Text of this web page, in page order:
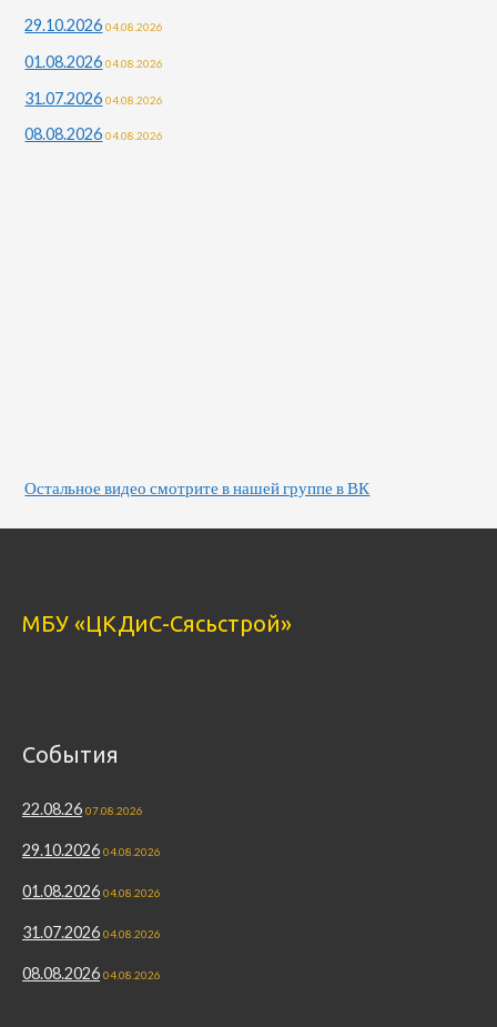
29.10.2026 04.08.2026
01.08.2026 04.08.2026
31.07.2026 04.08.2026
08.08.2026 04.08.2026
Остальное видео смотрите в нашей группе в ВК
МБУ «ЦКДиС-Сясьстрой»
События
22.08.26 07.08.2026
29.10.2026 04.08.2026
01.08.2026 04.08.2026
31.07.2026 04.08.2026
08.08.2026 04.08.2026